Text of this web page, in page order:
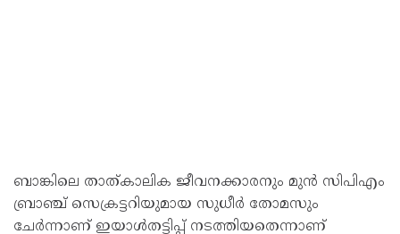
ചേർന്നാണ് ഇയാൾതട്ടിപ്പ് നടത്തിയതെന്നാണ്
കണ്ടെത്തൽ.18 പാക്കറ്റ് പണയസ്വർണം തട്ടിയെടുത്ത
ശേഷം മുക്കുപണ്ടം പകരം വെക്കുകയായിരുന്നു.